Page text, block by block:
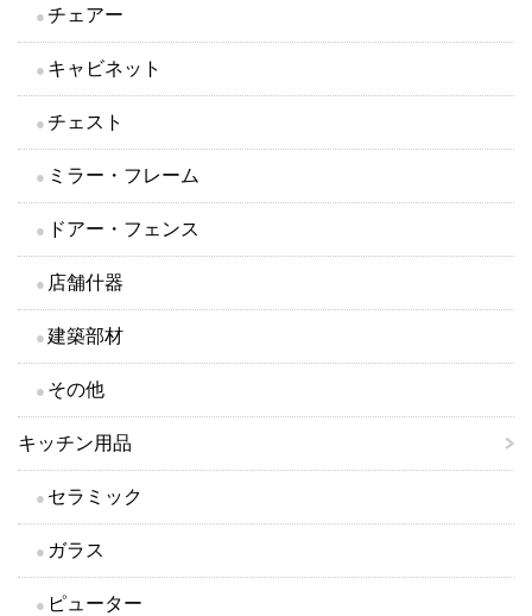
チェアー
キャビネット
チェスト
ミラー・フレーム
ドアー・フェンス
店舗什器
建築部材
その他
キッチン用品
セラミック
ガラス
ピューター